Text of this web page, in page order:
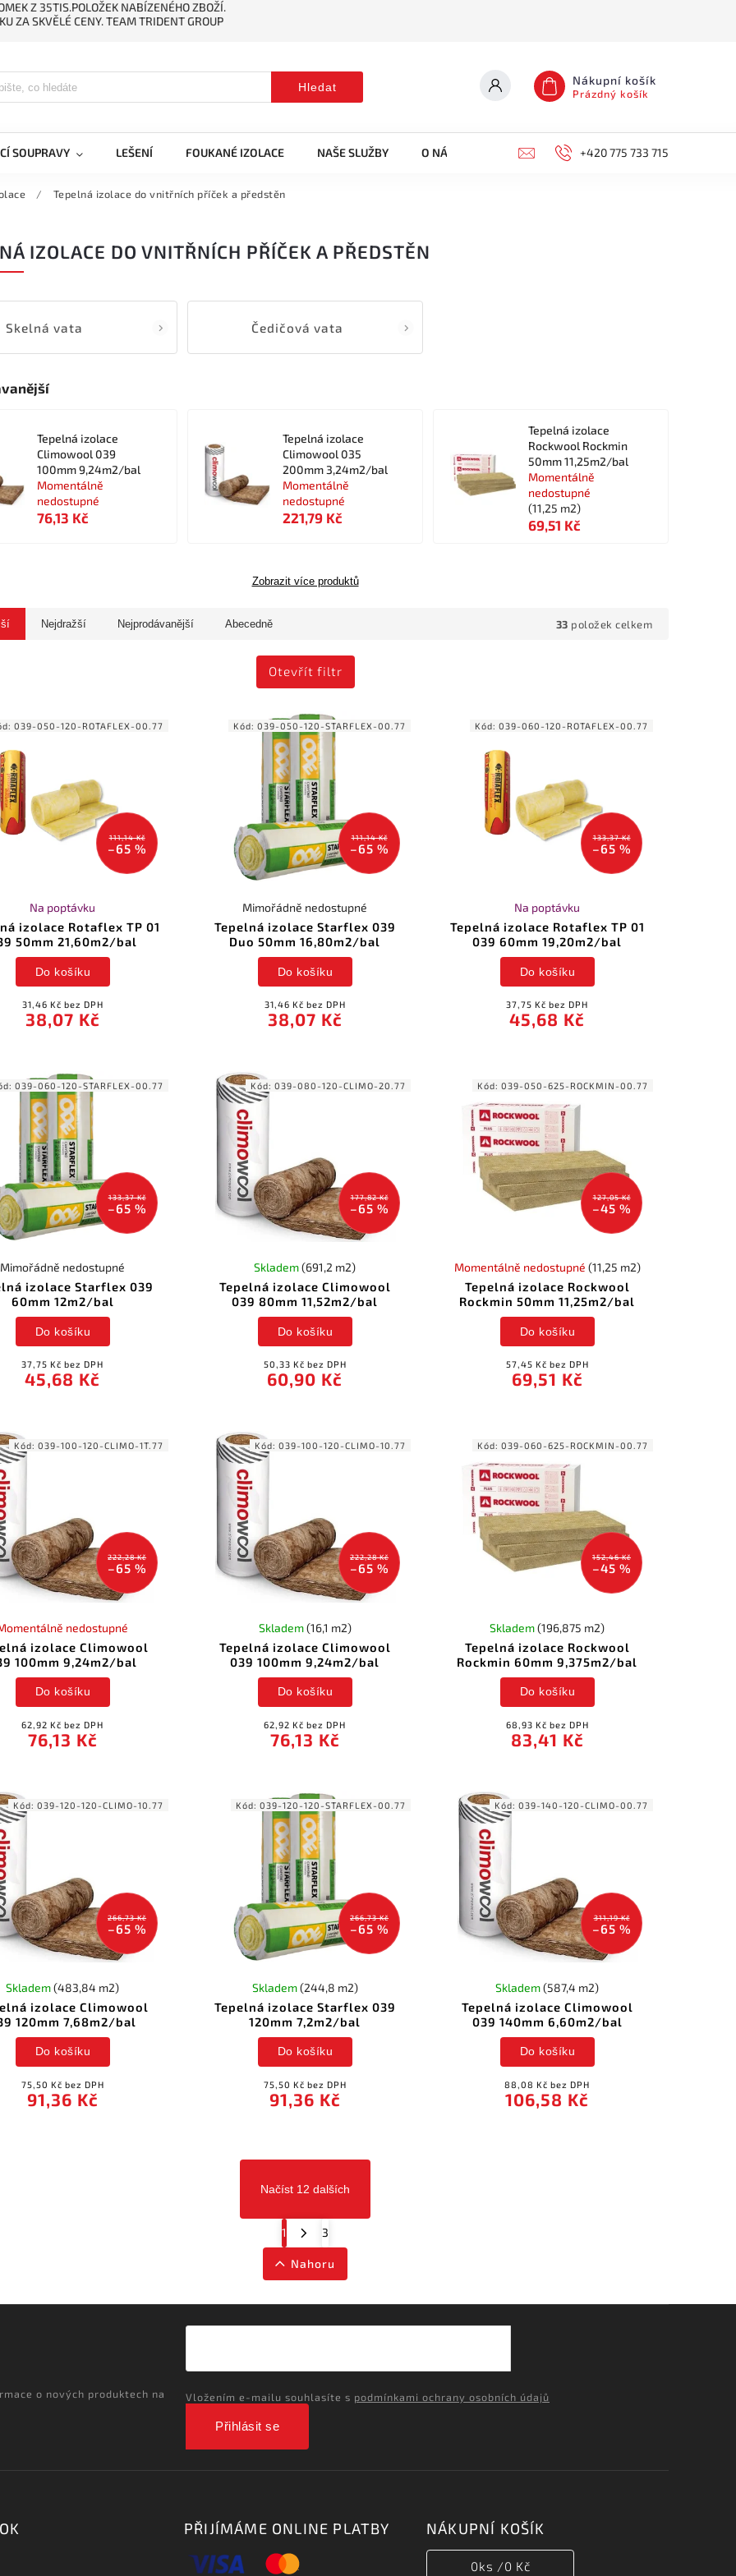
Z 35TIS.POLOŽEK NABÍZENÉHO ZBOŽÍ.
ZA SKVĚLÉ CENY. TEAM TRIDENT GROUP
Hledat Nákupní košík
Prázdný košík
SOUPRAVY LEŠENÍ FOUKANÉ IZOLACE NAŠE SLUŽBY O NÁS KONTAKTY +420 775 733 715
/ Tepelná izolace do vnitřních příček a předstěn
IZOLACE DO VNITŘNÍCH PŘÍČEK A PŘEDSTĚN
Skelná vata Čedičová vata
Tepelná izolace
Climowool 039
100mm 9,24m2/bal
Momentálně
nedostupné
76,13 Kč
Tepelná izolace
Climowool 035
200mm 3,24m2/bal
Momentálně
nedostupné
221,79 Kč
Tepelná izolace
Rockwool Rockmin
50mm 11,25m2/bal
Momentálně
nedostupné
(11,25 m2)
69,51 Kč
Zobrazit více produktů
Nejdražší Nejprodávanější Abecedně 33 položek celkem
Otevřít filtr
111,14 Kč
–65 %
izolace Rotaflex TP 01
50mm 21,60m2/bal
Na poptávku
31,46 Kč bez DPH
38,07 Kč
Do košíku
039-050-120-ROTAFLEX-00.77
111,14 Kč
–65 %
Tepelná izolace Starflex 039
Duo 50mm 16,80m2/bal
Mimořádně nedostupné
31,46 Kč bez DPH
38,07 Kč
Do košíku
Kód:039-050-120-STARFLEX-00.77
133,37 Kč
–65 %
Tepelná izolace Rotaflex TP 01
039 60mm 19,20m2/bal
Na poptávku
37,75 Kč bez DPH
45,68 Kč
Do košíku
Kód:039-060-120-ROTAFLEX-00.77
133,37 Kč
–65 %
izolace Starflex 039
60mm 12m2/bal
Mimořádně nedostupné
37,75 Kč bez DPH
45,68 Kč
Do košíku
039-060-120-STARFLEX-00.77
177,82 Kč
–65 %
Tepelná izolace Climowool
039 80mm 11,52m2/bal
Skladem(691,2 m2)
50,33 Kč bez DPH
60,90 Kč
Do košíku
Kód:039-080-120-CLIMO-20.77
127,05 Kč
–45 %
Tepelná izolace Rockwool
Rockmin 50mm 11,25m2/bal
Momentálně nedostupné (11,25 m2)
57,45 Kč bez DPH
69,51 Kč
Do košíku
Kód:039-050-625-ROCKMIN-00.77
222,28 Kč
–65 %
izolace Climowool
100mm 9,24m2/bal
nedostupné
62,92 Kč bez DPH
76,13 Kč
Do košíku
Kód:039-100-120-CLIMO-1T.77
222,28 Kč
–65 %
Tepelná izolace Climowool
039 100mm 9,24m2/bal
Skladem(16,1 m2)
62,92 Kč bez DPH
76,13 Kč
Do košíku
Kód:039-100-120-CLIMO-10.77
152,46 Kč
–45 %
Tepelná izolace Rockwool
Rockmin 60mm 9,375m2/bal
Skladem(196,875 m2)
68,93 Kč bez DPH
83,41 Kč
Do košíku
Kód:039-060-625-ROCKMIN-00.77
266,73 Kč
–65 %
izolace Climowool
120mm 7,68m2/bal
Skladem(483,84 m2)
75,50 Kč bez DPH
91,36 Kč
Do košíku
Kód:039-120-120-CLIMO-10.77
266,73 Kč
–65 %
Tepelná izolace Starflex 039
120mm 7,2m2/bal
Skladem(244,8 m2)
75,50 Kč bez DPH
91,36 Kč
Do košíku
Kód:039-120-120-STARFLEX-00.77
311,19 Kč
–65 %
Tepelná izolace Climowool
039 140mm 6,60m2/bal
Skladem(587,4 m2)
88,08 Kč bez DPH
106,58 Kč
Do košíku
Kód:039-140-120-CLIMO-00.77
Načíst 12 dalších
1 3
Nahoru
o nových produktech na Vložením e-mailu souhlasíte s podmínkami ochrany osobních údajů
Přihlásit se
PŘIJÍMÁME ONLINE PLATBY NÁKUPNÍ KOŠÍK
0ks /0 Kč